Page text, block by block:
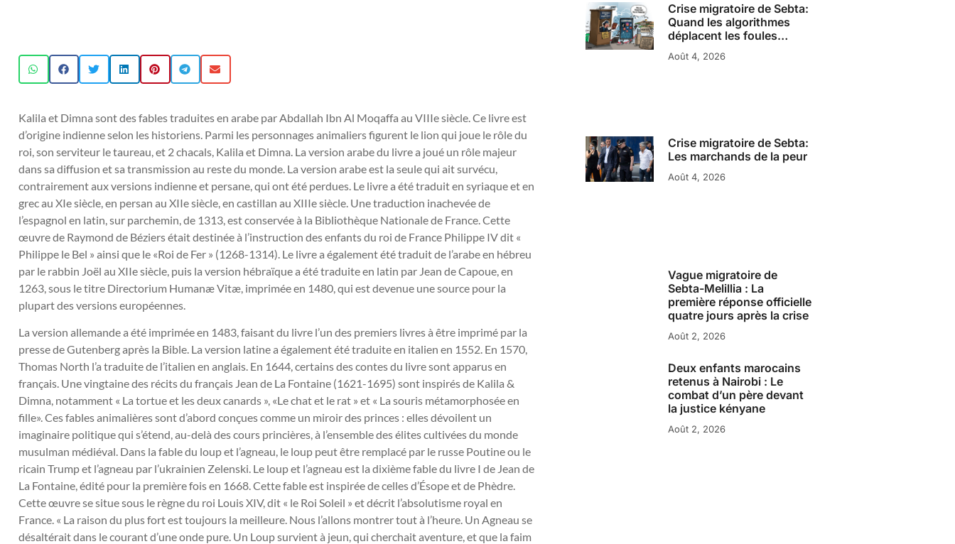
Kalila et Dimna sont des fables traduites en arabe par Abdallah Ibn Al Moqaffa au VIIIe siècle. Ce livre est
d’origine indienne selon les historiens. Parmi les personnages animaliers figurent le lion qui joue le rôle du
roi, son serviteur le taureau, et 2 chacals, Kalila et Dimna. La version arabe du livre a joué un rôle majeur
dans sa diffusion et sa transmission au reste du monde. La version arabe est la seule qui ait survécu,
contrairement aux versions indienne et persane, qui ont été perdues. Le livre a été traduit en syriaque et en
grec au XIe siècle, en persan au XIIe siècle, en castillan au XIIIe siècle. Une traduction inachevée de
l’espagnol en latin, sur parchemin, de 1313, est conservée à la Bibliothèque Nationale de France. Cette
œuvre de Raymond de Béziers était destinée à l’instruction des enfants du roi de France Philippe IV dit «
Philippe le Bel » ainsi que le «Roi de Fer » (1268-1314). Le livre a également été traduit de l’arabe en hébreu
par le rabbin Joël au XIIe siècle, puis la version hébraïque a été traduite en latin par Jean de Capoue, en
1263, sous le titre Directorium Humanæ Vitæ, imprimée en 1480, qui est devenue une source pour la
plupart des versions européennes.
La version allemande a été imprimée en 1483, faisant du livre l’un des premiers livres à être imprimé par la
presse de Gutenberg après la Bible. La version latine a également été traduite en italien en 1552. En 1570,
Thomas North l’a traduite de l’italien en anglais. En 1644, certains des contes du livre sont apparus en
français. Une vingtaine des récits du français Jean de La Fontaine (1621-1695) sont inspirés de Kalila &
Dimna, notamment « La tortue et les deux canards », «Le chat et le rat » et « La souris métamorphosée en
fille». Ces fables animalières sont d’abord conçues comme un miroir des princes : elles dévoilent un
imaginaire politique qui s’étend, au-delà des cours princières, à l’ensemble des élites cultivées du monde
musulman médiéval. Dans la fable du loup et l’agneau, le loup peut être remplacé par le russe Poutine ou le
ricain Trump et l’agneau par l’ukrainien Zelenski. Le loup et l’agneau est la dixième fable du livre I de Jean de
La Fontaine, édité pour la première fois en 1668. Cette fable est inspirée de celles d’Ésope et de Phèdre.
Cette œuvre se situe sous le règne du roi Louis XIV, dit « le Roi Soleil » et décrit l’absolutisme royal en
France. « La raison du plus fort est toujours la meilleure. Nous l’allons montrer tout à l’heure. Un Agneau se
désaltérait dans le courant d’une onde pure. Un Loup survient à jeun, qui cherchait aventure, et que la faim
Crise migratoire de Sebta:
Quand les algorithmes
déplacent les foules…
Août 4, 2026
Crise migratoire de Sebta:
Les marchands de la peur
Août 4, 2026
Vague migratoire de
Sebta-Melillia : La
première réponse officielle
quatre jours après la crise
Août 2, 2026
Deux enfants marocains
retenus à Nairobi : Le
combat d’un père devant
la justice kényane
Août 2, 2026